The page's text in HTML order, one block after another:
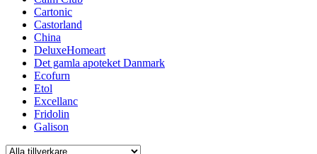
Cartonic
Castorland
China
DeluxeHomeart
Det gamla apoteket Danmark
Ecofurn
Etol
Excellanc
Fridolin
Galison